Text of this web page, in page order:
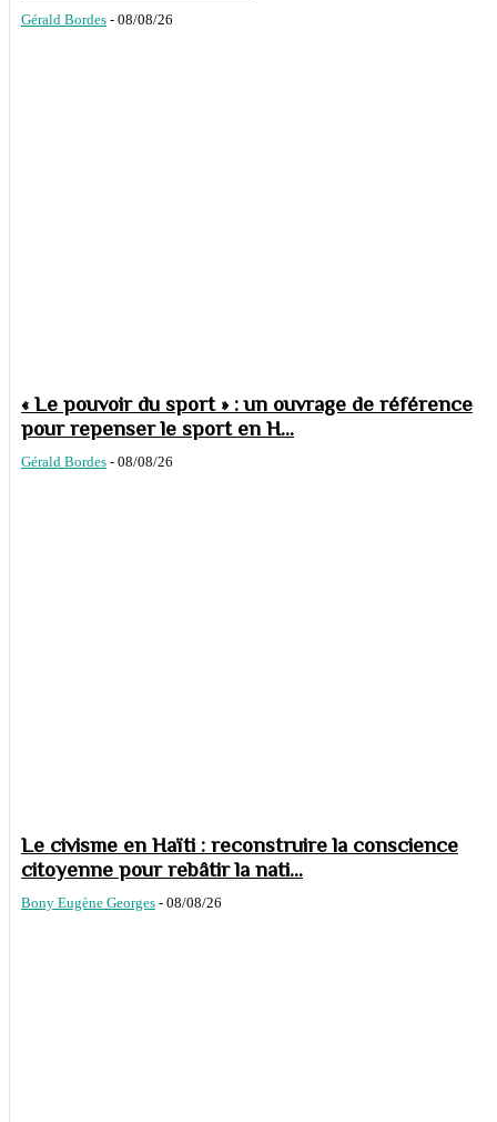
Gérald Bordes - 08/08/26
« Le pouvoir du sport » : un ouvrage de référence
pour repenser le sport en H...
Gérald Bordes - 08/08/26
Le civisme en Haïti : reconstruire la conscience
citoyenne pour rebâtir la nati...
Bony Eugène Georges - 08/08/26